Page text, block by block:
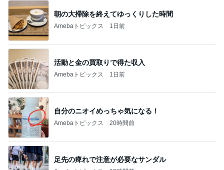
朝の大掃除を終えてゆっくりした時間
Amebaトピックス 1日前
活動と金の買取りで得た収入
Amebaトピックス 1日前
自分のニオイめっちゃ気になる！
Amebaトピックス 20時間前
足先の痺れで注意が必要なサンダル